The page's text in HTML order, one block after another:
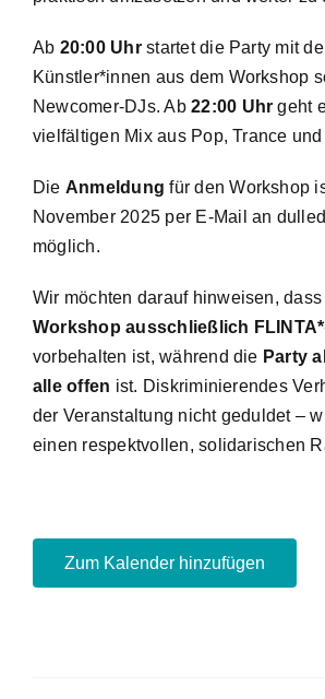
Ab 20:00 Uhrstartet die Party mit
Künstler*innen aus dem Workshop
Newcomer-DJs. Ab22:00 Uhr geht
vielfältigen Mix aus Pop, Trance und
Die Anmeldungfür den Workshop
November 2025 per E-Mail an
möglich.
Wir möchten darauf hinweisen, dass
Workshop ausschließlich FLINTA*
vorbehalten ist, während die Party
alle offen ist. Diskriminierendes
der Veranstaltung nicht geduldet –
einen respektvollen, solidarischen
Zum Kalender hinzufügen